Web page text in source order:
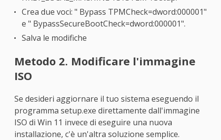
Crea due voci: " Bypass TPMCheck=dword:000001"
e " BypassSecureBootCheck=dword:000001".
Salva le modifiche
Metodo 2. Modificare l'immagine
ISO
Se desideri aggiornare il tuo sistema eseguendo il
programma setup.exe direttamente dall'immagine
ISO di Win 11 invece di eseguire una nuova
installazione, c'è un'altra soluzione semplice.